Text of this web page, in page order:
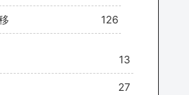
126
13
27